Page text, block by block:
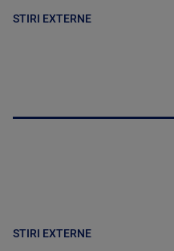
STIRI EXTERNE
STIRI EXTERNE